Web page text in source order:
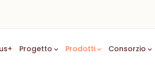
Progetto Prodotti Consorzio